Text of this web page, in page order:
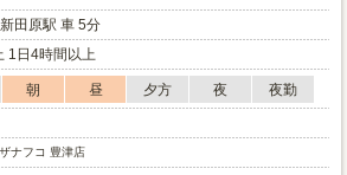
田原駅 車 5分
1日4時間以上
朝 昼 夕方 夜
夜勤
ナフコ 豊津店